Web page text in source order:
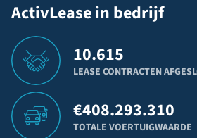
ActivLease in bedrijf
10.615
LEASE CONTRACTEN
€408.293.310
TOTALE VOERTUIGWAARDE